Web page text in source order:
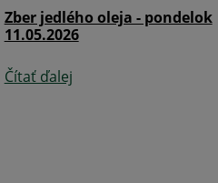
Zber jedlého oleja - pondelok
11.05.2026
Čítať ďalej